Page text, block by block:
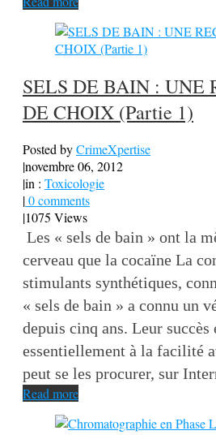
SELS DE BAIN : UNE
DE CHOIX (Partie 1)
Posted byCrimeXpertise
|novembre 06, 2012
|in : Toxicologie
|0 comments
|1075 Views
Les « sels de bain » ont la
cerveau que la cocaïne La
stimulants synthétiques,
« sels de bain » a connu un
depuis cinq ans. Leur succès
essentiellement à la facilité
peut se les procurer, sur
Read more